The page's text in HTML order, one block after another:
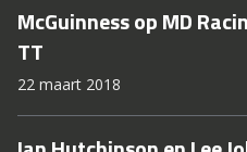
McGuinness op MD
TT
22 maart 2018